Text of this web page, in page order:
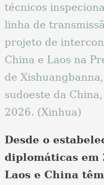
técnicos
linha de
projeto de
China e Laos na
de
sudoeste da
2026. (Xinhua)
Desde o
diplomáticas em
Laos e China